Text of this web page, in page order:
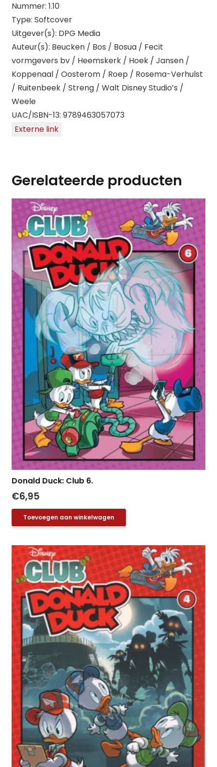
Nummer: 1.10
Type: Softcover
Uitgever(s): DPG Media
Auteur(s): Beucken / Bos / Bosua / Fecit
vormgevers bv / Heemskerk / Hoek / Jansen /
Koppenaal / Oosterom / Roep / Rosema-Verhulst
/ Ruitenbeek / Streng / Walt Disney Studio’s /
Weele
UAC/ISBN-13: 9789463057073
Externe link
Gerelateerde producten
Donald Duck: Club 6.
€6,95
Toevoegen aan winkelwagen